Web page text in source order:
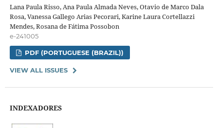
Lana Paula Risso, Ana Paula Almada Neves, Otavio de Marco Dala
Rosa, Vanessa Gallego Arias Pecorari, Karine Laura Cortellazzi
Mendes, Rosana de Fátima Possobon
e-241005
PDF (PORTUGUESE (BRAZIL))
VIEW ALL ISSUES
INDEXADORES